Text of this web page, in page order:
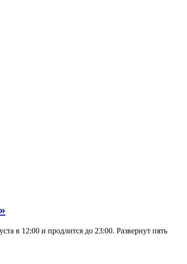
в 12:00 и продлится до 23:00. Развернут пять